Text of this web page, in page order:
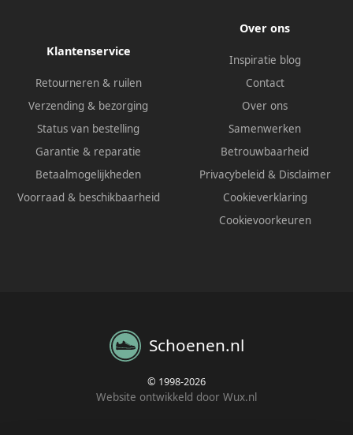
Klantenservice
Retourneren & ruilen
Verzending & bezorging
Status van bestelling
Garantie & reparatie
Betaalmogelijkheden
Voorraad & beschikbaarheid
Over ons
Inspiratie blog
Contact
Over ons
Samenwerken
Betrouwbaarheid
Privacybeleid & Disclaimer
Cookieverklaring
Cookievoorkeuren
Schoenen.nl
© 1998-2026
Website ontwikkeld door Wux.nl